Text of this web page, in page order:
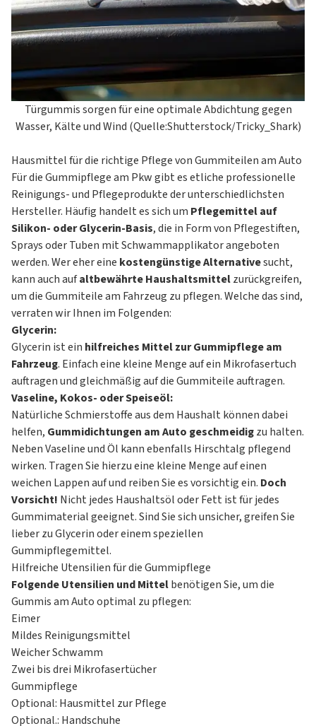
Türgummis sorgen für eine optimale Abdichtung gegen
Wasser, Kälte und Wind (Quelle:Shutterstock/Tricky_Shark)
Hausmittel für die richtige Pflege von Gummiteilen am Auto
Für die Gummipflege am Pkw gibt es etliche professionelle
Reinigungs- und Pflegeprodukte der unterschiedlichsten
Hersteller. Häufig handelt es sich um Pflegemittel auf
Silikon- oder Glycerin-Basis, die in Form von Pflegestiften,
Sprays oder Tuben mit Schwammapplikator angeboten
werden. Wer eher eine kostengünstige Alternativesucht,
kann auch aufaltbewährte Haushaltsmittelzurückgreifen,
um die Gummiteile am Fahrzeug zu pflegen. Welche das sind,
verraten wir Ihnen im Folgenden:
Glycerin:
Glycerin ist ein hilfreiches Mittel zur Gummipflege am
Fahrzeug. Einfach eine kleine Menge auf ein Mikrofasertuch
auftragen und gleichmäßig auf die Gummiteile auftragen.
Vaseline, Kokos- oder Speiseöl:
Natürliche Schmierstoffe aus dem Haushalt können dabei
helfen, Gummidichtungen am Auto geschmeidigzu halten.
Neben Vaseline und Öl kann ebenfalls Hirschtalg pflegend
wirken. Tragen Sie hierzu eine kleine Menge auf einen
weichen Lappen auf und reiben Sie es vorsichtig ein. Doch
Vorsicht! Nicht jedes Haushaltsöl oder Fett ist für jedes
Gummimaterial geeignet. Sind Sie sich unsicher, greifen Sie
lieber zu Glycerin oder einem speziellen
Gummipflegemittel.
Hilfreiche Utensilien für die Gummipflege
Folgende Utensilien und Mittelbenötigen Sie, um die
Gummis am Auto optimal zu pflegen:
Eimer
Mildes Reinigungsmittel
Weicher Schwamm
Zwei bis drei Mikrofasertücher
Gummipflege
Optional: Hausmittel zur Pflege
Optional.: Handschuhe